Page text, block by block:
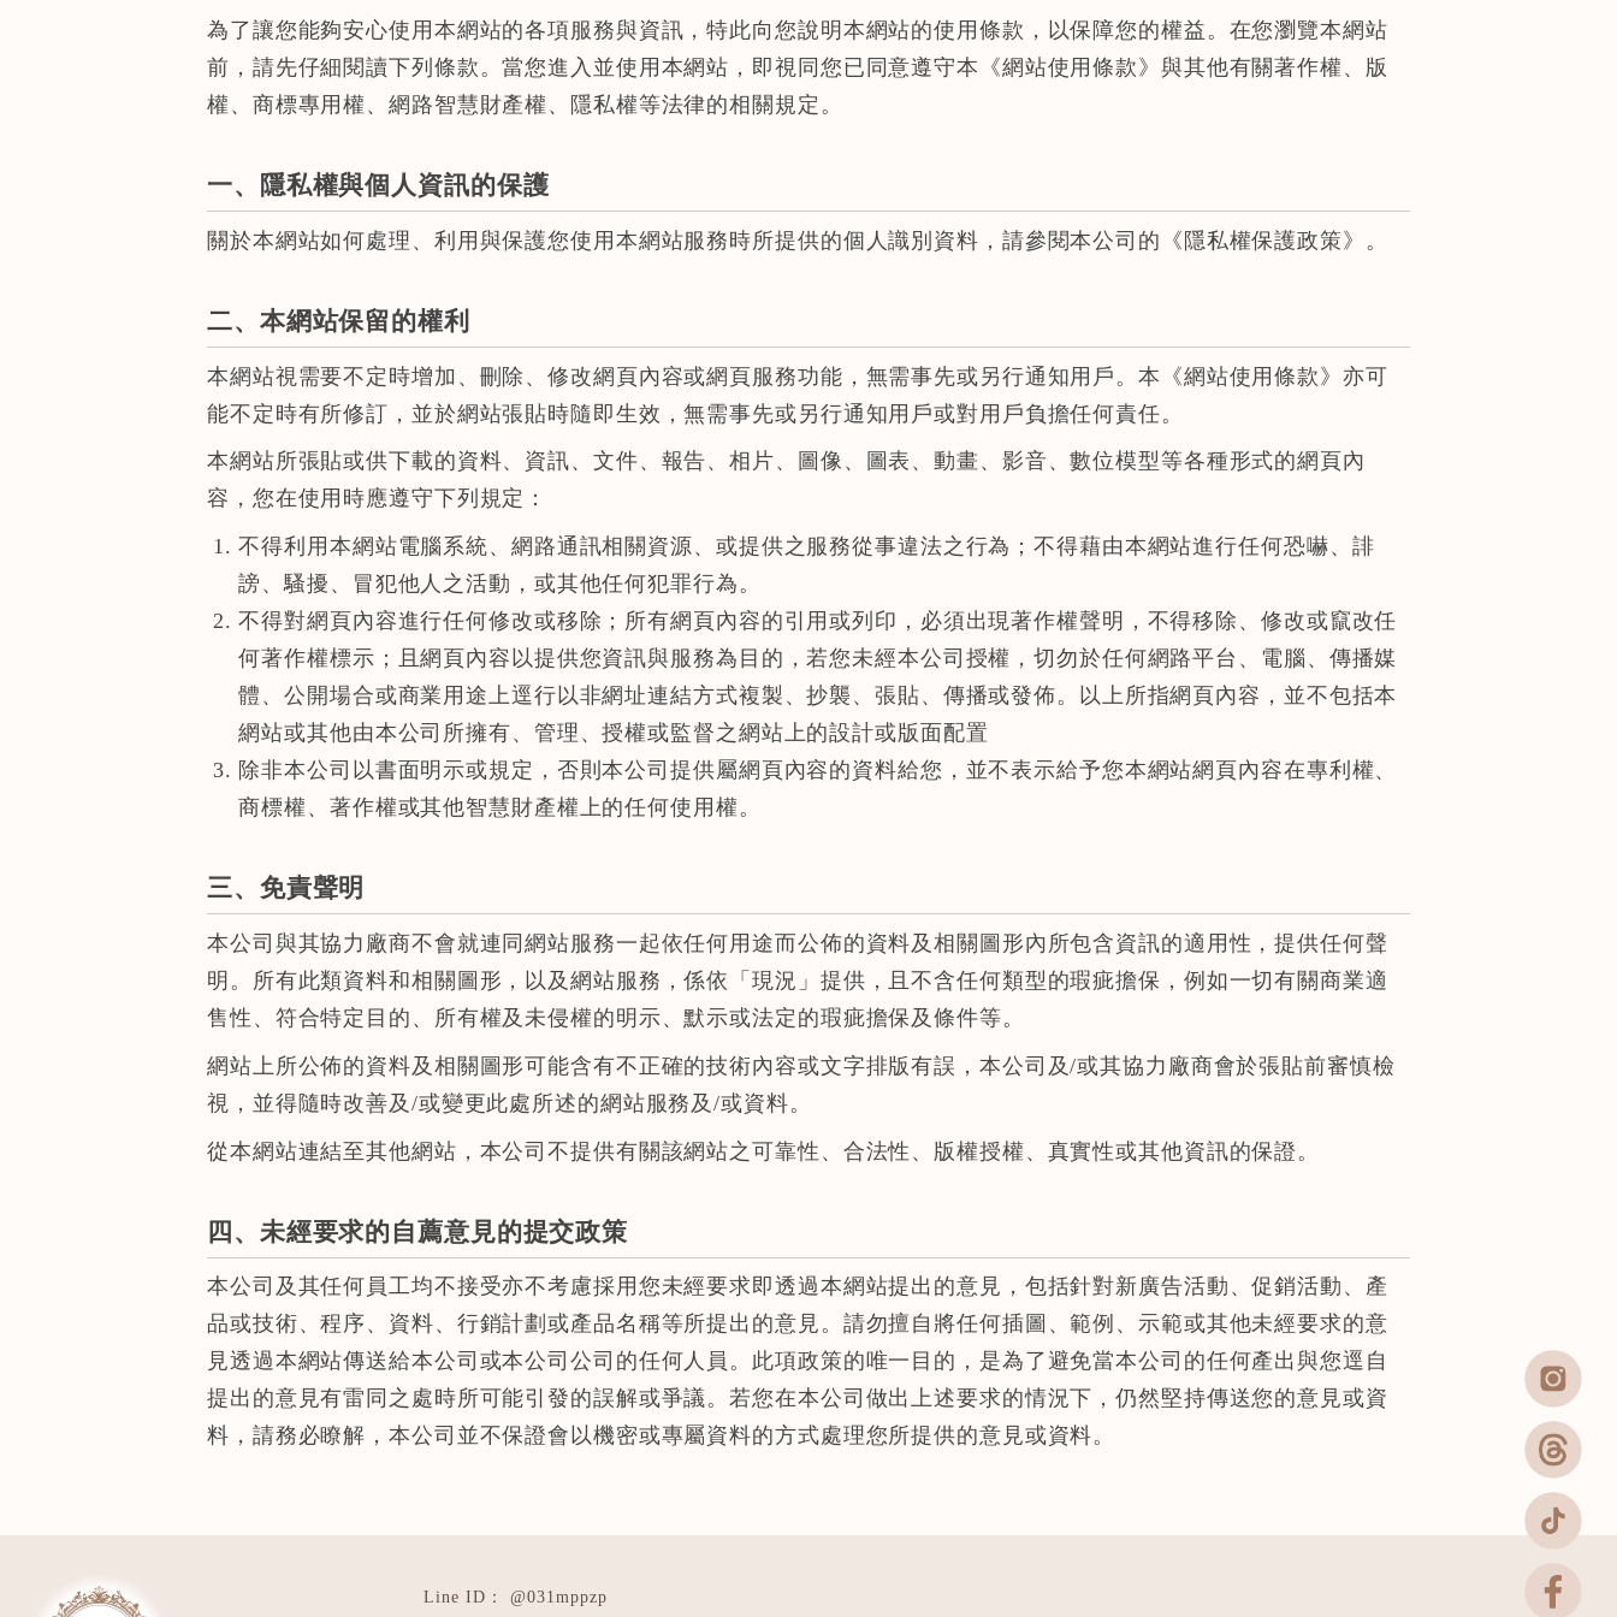
為了讓您能夠安心使用本網站的各項服務與資訊，特此向您說明本網站的使用條款，以保障您的權益。在您瀏覽本網站
前，請先仔細閱讀下列條款。當您進入並使用本網站，即視同您已同意遵守本《網站使用條款》與其他有關著作權、版
權、商標專用權、網路智慧財產權、隱私權等法律的相關規定。
一、隱私權與個人資訊的保護
關於本網站如何處理、利用與保護您使用本網站服務時所提供的個人識別資料，請參閱本公司的《隱私權保護政策》。
二、本網站保留的權利
本網站視需要不定時增加、刪除、修改網頁內容或網頁服務功能，無需事先或另行通知用戶。本《網站使用條款》亦可
能不定時有所修訂，並於網站張貼時隨即生效，無需事先或另行通知用戶或對用戶負擔任何責任。
本網站所張貼或供下載的資料、資訊、文件、報告、相片、圖像、圖表、動畫、影音、數位模型等各種形式的網頁內
容，您在使用時應遵守下列規定：
不得利用本網站電腦系統、網路通訊相關資源、或提供之服務從事違法之行為；不得藉由本網站進行任何恐嚇、誹
謗、騷擾、冒犯他人之活動，或其他任何犯罪行為。
不得對網頁內容進行任何修改或移除；所有網頁內容的引用或列印，必須出現著作權聲明，不得移除、修改或竄改任
何著作權標示；且網頁內容以提供您資訊與服務為目的，若您未經本公司授權，切勿於任何網路平台、電腦、傳播媒
體、公開場合或商業用途上逕行以非網址連結方式複製、抄襲、張貼、傳播或發佈。以上所指網頁內容，並不包括本
網站或其他由本公司所擁有、管理、授權或監督之網站上的設計或版面配置
除非本公司以書面明示或規定，否則本公司提供屬網頁內容的資料給您，並不表示給予您本網站網頁內容在專利權、
商標權、著作權或其他智慧財產權上的任何使用權。
三、免責聲明
本公司與其協力廠商不會就連同網站服務一起依任何用途而公佈的資料及相關圖形內所包含資訊的適用性，提供任何聲
明。所有此類資料和相關圖形，以及網站服務，係依「現況」提供，且不含任何類型的瑕疵擔保，例如一切有關商業適
售性、符合特定目的、所有權及未侵權的明示、默示或法定的瑕疵擔保及條件等。
網站上所公佈的資料及相關圖形可能含有不正確的技術內容或文字排版有誤，本公司及/或其協力廠商會於張貼前審慎檢
視，並得隨時改善及/或變更此處所述的網站服務及/或資料。
從本網站連結至其他網站，本公司不提供有關該網站之可靠性、合法性、版權授權、真實性或其他資訊的保證。
四、未經要求的自薦意見的提交政策
本公司及其任何員工均不接受亦不考慮採用您未經要求即透過本網站提出的意見，包括針對新廣告活動、促銷活動、產
品或技術、程序、資料、行銷計劃或產品名稱等所提出的意見。請勿擅自將任何插圖、範例、示範或其他未經要求的意
見透過本網站傳送給本公司或本公司公司的任何人員。此項政策的唯一目的，是為了避免當本公司的任何產出與您逕自
提出的意見有雷同之處時所可能引發的誤解或爭議。若您在本公司做出上述要求的情況下，仍然堅持傳送您的意見或資
料，請務必瞭解，本公司並不保證會以機密或專屬資料的方式處理您所提供的意見或資料。
@031mppzp